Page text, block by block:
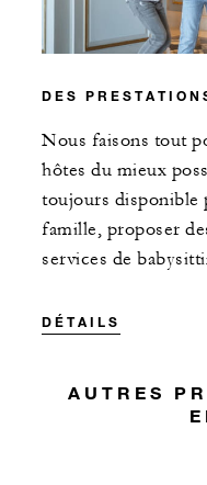
DES
Nous faisons tout
hôtes du mieux
toujours disponible
famille, proposer
services de
DÉTAILS
AUTRES